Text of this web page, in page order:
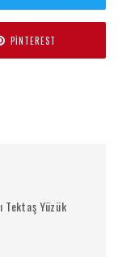
PINTEREST
Tektaş Yüzük